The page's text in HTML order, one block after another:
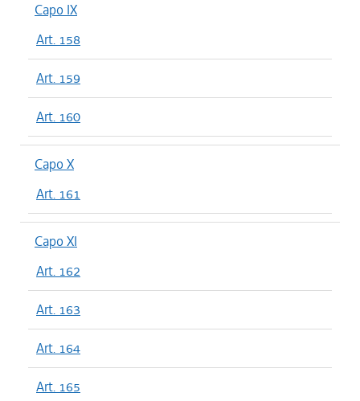
Capo IX
Art. 158
Art. 159
Art. 160
Capo X
Art. 161
Capo XI
Art. 162
Art. 163
Art. 164
Art. 165